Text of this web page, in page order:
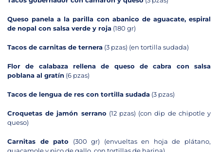
Queso panela a la parilla con abanico de aguacate, espiral
de nopal con salsa verde y roja (180 gr)
Tacos de carnitas de ternera (3 pzas) (en tortilla sudada)
Flor de calabaza rellena de queso de cabra con salsa
poblana al gratín (6 pzas)
Tacos de lengua de res con tortilla sudada (3 pzas)
Croquetas de jamón serrano (12 pzas) (con dip de chipotle y
queso)
Carnitas de pato (300 gr) (envueltas en hoja de plátano,